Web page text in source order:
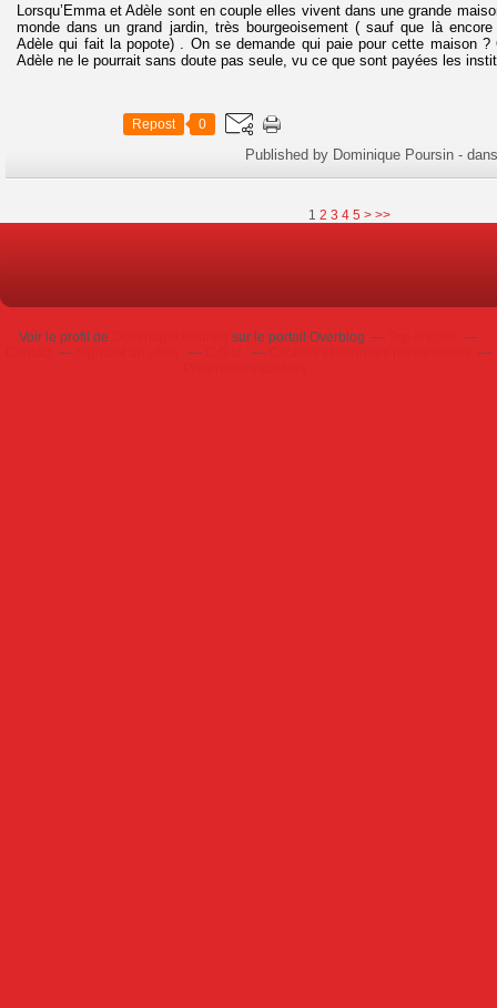
Lorsqu’Emma et Adèle sont en couple elles vivent dans une grande
monde dans un grand jardin, très bourgeoisement ( sauf que là
Adèle qui fait la popote) . On se demande qui paie pour cette maison
Adèle ne le pourrait sans doute pas seule, vu ce que sont payées les
Repost 0
Published by Dominique Poursin -
1 2 3 4 5 > >>
Voir le profil de sur le portail Overblog